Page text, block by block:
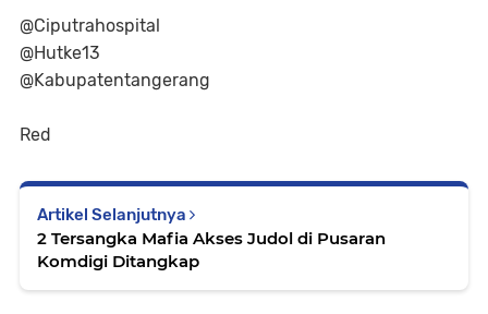
@Ciputrahospital
@Hutke13
@Kabupatentangerang
Red
Artikel Selanjutnya
2 Tersangka Mafia Akses Judol di Pusaran
Komdigi Ditangkap